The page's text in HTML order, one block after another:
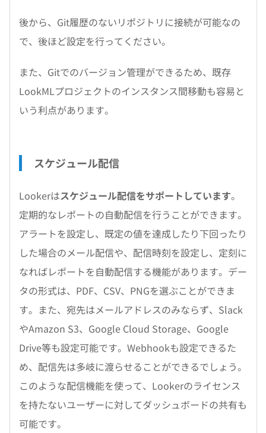
後から、Git履歴のないリポジトリに接続が可能なの
で、後ほど設定を行ってください。
また、Gitでのバージョン管理ができるため、既存
LookMLプロジェクトのインスタンス間移動も容易と
いう利点があります。
スケジュール配信
Lookerはスケジュール配信をサポートしています。
定期的なレポートの自動配信を行うことができます。
アラートを設定し、既定の値を達成したり下回ったり
した場合のメール配信や、配信時刻を設定し、定刻に
なればレポートを自動配信する機能があります。デー
タの形式は、PDF、CSV、PNGを選ぶことができま
す。また、宛先はメールアドレスのみならず、Slack
やAmazon S3、Google Cloud Storage、Google
Drive等も設定可能です。Webhookも設定できるた
め、配信先は多岐に渡らせることができるでしょう。
このような配信機能を使って、Lookerのライセンス
を持たないユーザーに対してダッシュボードの共有も
可能です。